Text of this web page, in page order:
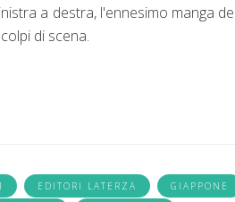
a destra, l'ennesimo manga
di scena.
EDITORI LATERZA
GIAPPONE